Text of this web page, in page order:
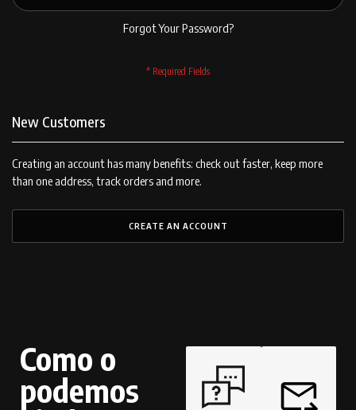
Forgot Your Password?
New Customers
Creating an account has many benefits: check out faster, keep more
than one address, track orders and more.
CREATE AN ACCOUNT
Como o
podemos